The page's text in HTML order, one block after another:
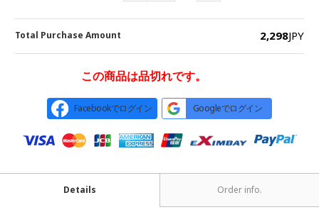
Total Purchase Amount 2,298JPY
この商品は品切れです。
Facebookでログイン Googleでログイン
Details Order info.